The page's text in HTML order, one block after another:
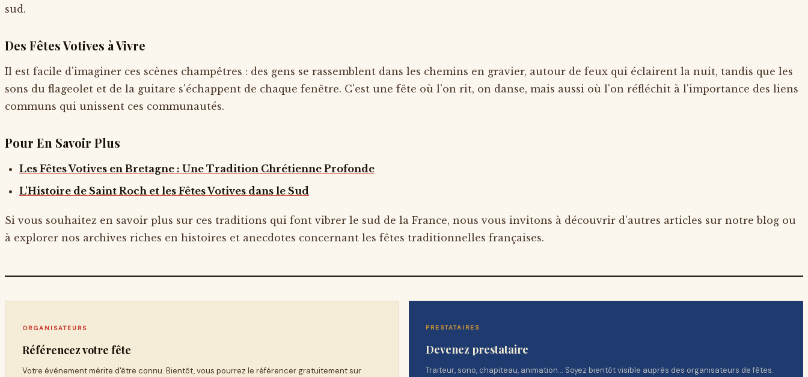
sud.
Des Fêtes Votives à Vivre
Il est facile d'imaginer ces scènes champêtres : des gens se rassemblent dans les chemins en gravier, autour de feux qui éclairent la nuit, tandis que les
sons du flageolet et de la guitare s'échappent de chaque fenêtre. C'est une fête où l'on rit, on danse, mais aussi où l'on réfléchit à l'importance des liens
communs qui unissent ces communautés.
Pour En Savoir Plus
Les Fêtes Votives en Bretagne : Une Tradition Chrétienne Profonde
L'Histoire de Saint Roch et les Fêtes Votives dans le Sud
Si vous souhaitez en savoir plus sur ces traditions qui font vibrer le sud de la France, nous vous invitons à découvrir d'autres articles sur notre blog ou
à explorer nos archives riches en histoires et anecdotes concernant les fêtes traditionnelles françaises.
ORGANISATEURS
Référencez votre fête
Votre événement mérite d'être connu. Bientôt, vous pourrez le référencer gratuitement sur
PRESTATAIRES
Devenez prestataire
Traiteur, sono, chapiteau, animation… Soyez bientôt visible auprès des organisateurs de fêtes.